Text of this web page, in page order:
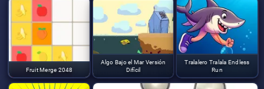
Fruit Merge 2048
Algo Bajo el Mar Versión
Difícil
Tralalero Tralala Endless
Run